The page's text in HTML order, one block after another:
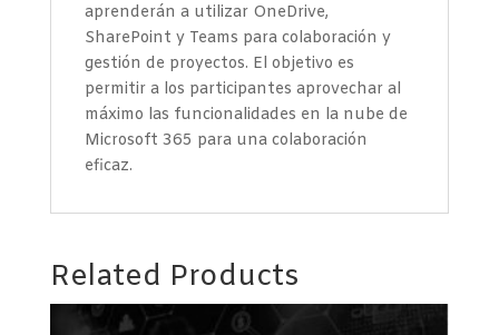
aprenderán a utilizar OneDrive,
SharePoint y Teams para colaboración y
gestión de proyectos. El objetivo es
permitir a los participantes aprovechar al
máximo las funcionalidades en la nube de
Microsoft 365 para una colaboración
eficaz.
Related Products